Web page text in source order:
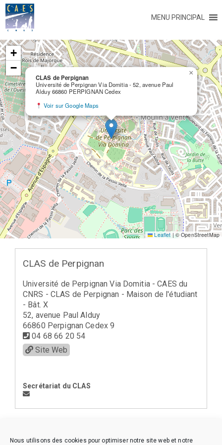
Nous utilisons des cookies pour optimiser notre site web et notre
MENU PRINCIPAL
CLAS de Perpignan
Université de Perpignan Via Domitia - 52, avenue Paul
Alduy 66860 PERPIGNAN Cedex
Voir sur Google Maps
×
+
−
Leaflet |© OpenStreetMap
CLAS de Perpignan
Université de Perpignan Via Domitia - CAES du
CNRS - CLAS de Perpignan - Maison de l'étudiant
- Bât. X
52, avenue Paul Alduy
66860 Perpignan Cedex 9
04 68 66 20 54
Site Web
Secrétariat du CLAS